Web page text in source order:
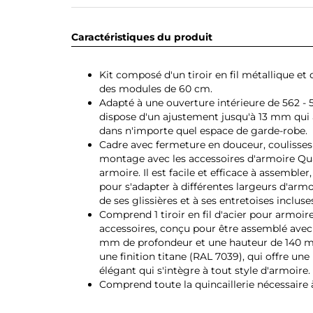
Caractéristiques du produit
Kit composé d'un tiroir en fil métallique et
des modules de 60 cm.
Adapté à une ouverture intérieure de 562
dispose d'un ajustement jusqu'à 13 mm
dans n'importe quel espace de garde-robe.
Cadre avec fermeture en douceur,
montage avec les accessoires d'armoire
armoire. Il est facile et efficace à
pour s'adapter à différentes largeurs
de ses glissières et à ses entretoises
Comprend 1 tiroir en fil d'acier pour
accessoires, conçu pour être assemblé
mm de profondeur et une hauteur de 140
une finition titane (RAL 7039), qui offre
élégant qui s'intègre à tout style d'armoire.
Comprend toute la quincaillerie nécessaire